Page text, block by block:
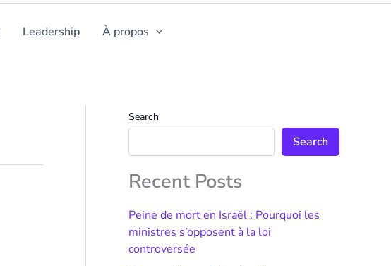
Leadership À propos
Search
Search
Recent Posts
Peine de mort en Israël : Pourquoi les
ministres s’opposent à la loi
controversée